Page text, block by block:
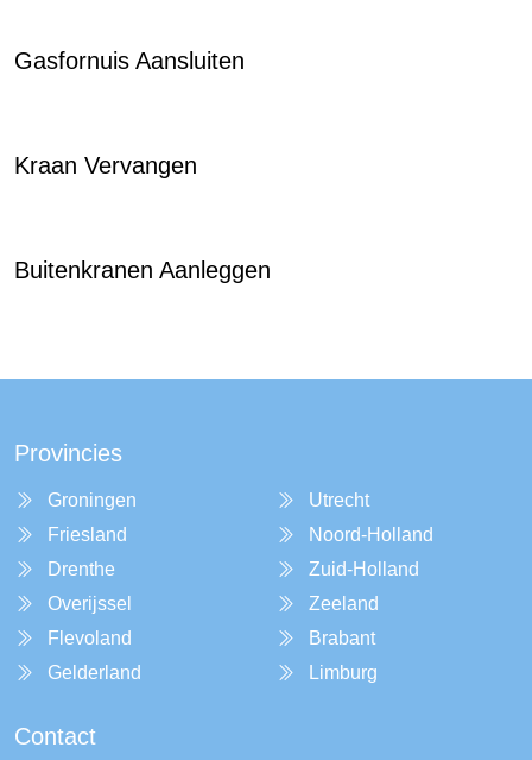
Gasfornuis Aansluiten
Kraan Vervangen
Buitenkranen Aanleggen
Provincies
Groningen
Friesland
Drenthe
Overijssel
Flevoland
Gelderland
Utrecht
Noord-Holland
Zuid-Holland
Zeeland
Brabant
Limburg
Contact